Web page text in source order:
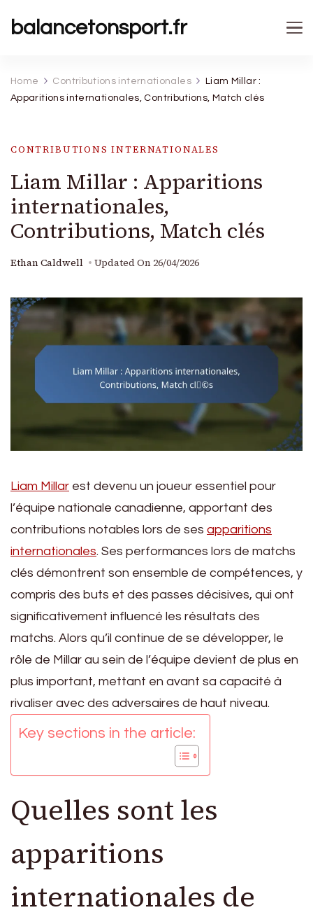
balancetonsport.fr
Home Contributions internationales
Liam Millar :
Apparitions internationales, Contributions, Match clés
CONTRIBUTIONS INTERNATIONALES
Liam Millar : Apparitions
internationales,
Contributions, Match clés
Ethan Caldwell Updated On 26/04/2026
Liam Millar est devenu un joueur essentiel pour
l’équipe nationale canadienne, apportant des
contributions notables lors de ses apparitions
internationales. Ses performances lors de matchs
clés démontrent son ensemble de compétences, y
compris des buts et des passes décisives, qui ont
significativement influencé les résultats des
matchs. Alors qu’il continue de se développer, le
rôle de Millar au sein de l’équipe devient de plus en
plus important, mettant en avant sa capacité à
rivaliser avec des adversaires de haut niveau.
Key sections in the article:
Quelles sont les
apparitions
internationales de